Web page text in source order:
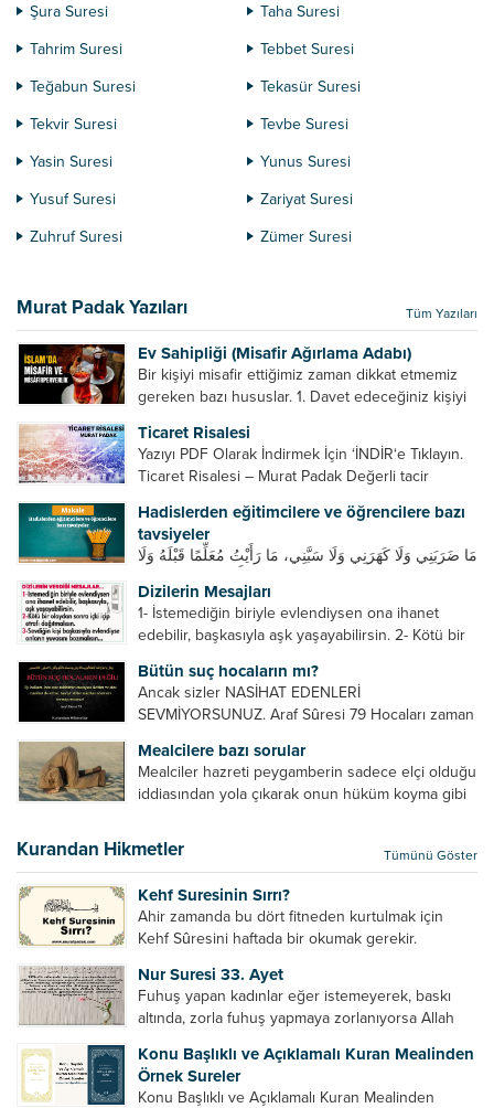
Şura Suresi
Taha Suresi
Tahrim Suresi
Tebbet Suresi
Teğabun Suresi
Tekasür Suresi
Tekvir Suresi
Tevbe Suresi
Yasin Suresi
Yunus Suresi
Yusuf Suresi
Zariyat Suresi
Zuhruf Suresi
Zümer Suresi
Murat Padak Yazıları Tüm Yazıları
Ev Sahipliği (Misafir Ağırlama Adabı)
Bir kişiyi misafir ettiğimiz zaman dikkat etmemiz
gereken bazı hususlar. 1. Davet edeceğiniz kişiyi
önce, bir hafta önce veya gün içinde davet edin....
Ticaret Risalesi
Yazıyı PDF Olarak İndirmek İçin ‘İNDİR‘e Tıklayın.
Ticaret Risalesi – Murat Padak Değerli tacir
ticaret yapmaktır. Peygamber efendimiz de ticaret
yapmıştır. Hz. Hatice...
Hadislerden eğitimcilere ve öğrencilere bazı
tavsiyeler
مَا ضَرَبَنِي وَلَا كَهَرَنِي وَلَا سَبَّنِي، مَا رَأَيْتُ مُعَلِّمًا قَبْلَهُ وَلَا
ve sellem beni dövmedi, azarlamadı ve bana
sövmedi. Ben ne ondan önce...
Dizilerin Mesajları
1- İstemediğin biriyle evlendiysen ona ihanet
edebilir, başkasıyla aşk yaşayabilirsin. 2- Kötü bir
Sevdiğin kişi başkasıyla evlendiyse onların
yuvasını bozmalısın. 4- Hiçbir dizide...
Bütün suç hocaların mı?
Ancak sizler NASİHAT EDENLERİ
SEVMİYORSUNUZ. Araf Sûresi 79 Hocaları zaman
geliştirmeleri hususunda bazen açık bazen gizli
tenkitlerde bulunmuşuzdur. Örneğin hocalarda
olması gereken hususları sıralar ve...
Mealcilere bazı sorular
Mealciler hazreti peygamberin sadece elçi olduğu
iddiasından yola çıkarak onun hüküm koyma gibi
elçilik yaptığı makam adına teşri yapamaz. Sadece
elçi kelimesinin manasından...
Kurandan Hikmetler Tümünü Göster
Kehf Suresinin Sırrı?
Ahir zamanda bu dört fitneden kurtulmak için
Kehf Sûresini haftada bir okumak gerekir.
din algısı, yanlış din öğreten hoca algısını yenmek
vb. Dini doğru...
Nur Suresi 33. Ayet
Fuhuş yapan kadınlar eğer istemeyerek, baskı
altında, zorla fuhuş yapmaya zorlanıyorsa Allah
cariyelerinizi dünya hayatının menfaatini elde
etmek için fuhuş yapmaya zorlamayın. Her...
Konu Başlıklı ve Açıklamalı Kuran Mealinden
Örnek Sureler
Konu Başlıklı ve Açıklamalı Kuran Mealinden